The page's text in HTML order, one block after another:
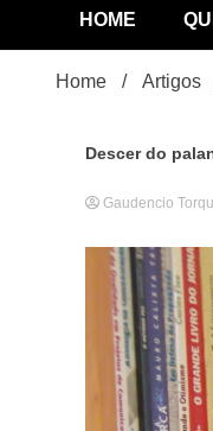
HOME
Home Artigos
Descer do
Gaudencio